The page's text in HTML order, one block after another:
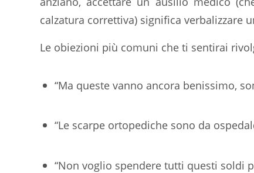
calzatura correttiva) significa verbalizzare
Le obiezioni più comuni che ti sentirai
“Ma queste vanno ancora benissimo,
“Le scarpe ortopediche sono da
“Non voglio spendere tutti questi soldi